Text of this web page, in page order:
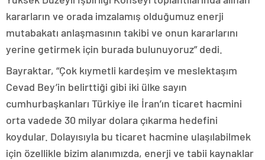
kararların ve orada imzalamış olduğumuz enerji
mutabakatı anlaşmasının takibi ve onun kararlarını
yerine getirmek için burada bulunuyoruz” dedi.
Bayraktar, “Çok kıymetli kardeşim ve meslektaşım
Cevad Bey’in belirttiği gibi iki ülke sayın
cumhurbaşkanları Türkiye ile İran’ın ticaret hacmini
orta vadede 30 milyar dolara çıkarma hedefini
koydular. Dolayısıyla bu ticaret hacmine ulaşılabilmek
için özellikle bizim alanımızda, enerji ve tabii kaynaklar